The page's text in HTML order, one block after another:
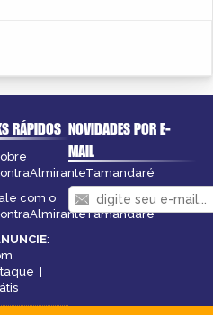
RÁPIDOS
com o
:
|
NOVIDADES POR E-
MAIL